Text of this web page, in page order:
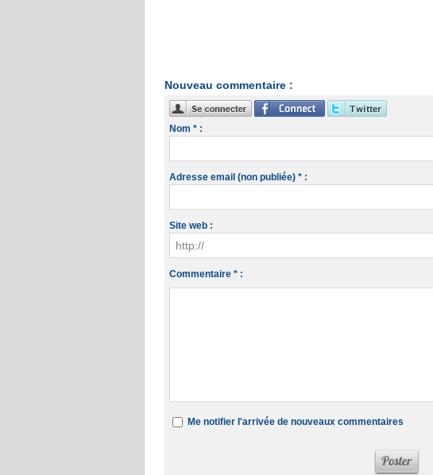
Nouveau commentaire :
Nom * :
Adresse email (non publiée) * :
Site web :
Commentaire * :
Me notifier l'arrivée de nouveaux commentaires